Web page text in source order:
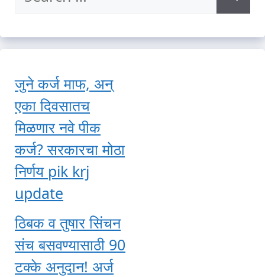
जुने कर्ज माफ, अन्
एका दिवसातच
मिळणार नवे पीक
कर्ज? सरकारचा मोठा
निर्णय pik krj
update
ठिबक व तुषार सिंचन
संच बसवण्यासाठी 90
टक्के अनुदान! अर्ज